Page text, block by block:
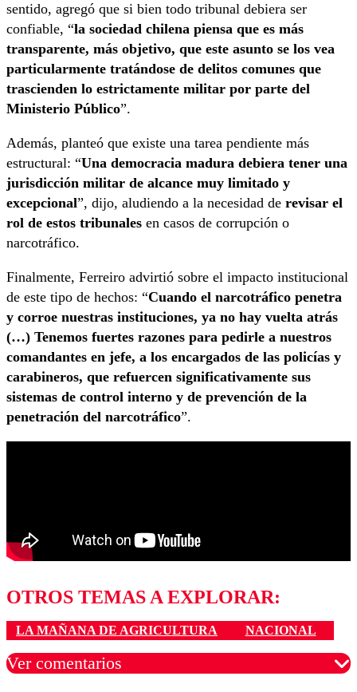
sentido, agregó que si bien todo tribunal debiera ser
confiable, “la sociedad chilena piensa que es más
transparente, más objetivo, que este asunto se los vea
particularmente tratándose de delitos comunes que
trascienden lo estrictamente militar por parte del
Ministerio Público”.
Además, planteó que existe una tarea pendiente más
estructural: “Una democracia madura debiera tener una
jurisdicción militar de alcance muy limitado y
excepcional”, dijo, aludiendo a la necesidad de revisar el
rol de estos tribunales en casos de corrupción o
narcotráfico.
Finalmente, Ferreiro advirtió sobre el impacto institucional
de este tipo de hechos: “Cuando el narcotráfico penetra
y corroe nuestras instituciones, ya no hay vuelta atrás
(…) Tenemos fuertes razones para pedirle a nuestros
comandantes en jefe, a los encargados de las policías y
carabineros, que refuercen significativamente sus
sistemas de control interno y de prevención de la
penetración del narcotráfico”.
OTROS TEMAS A EXPLORAR:
LA MAÑANA DE AGRICULTURA NACIONAL
Ver comentarios